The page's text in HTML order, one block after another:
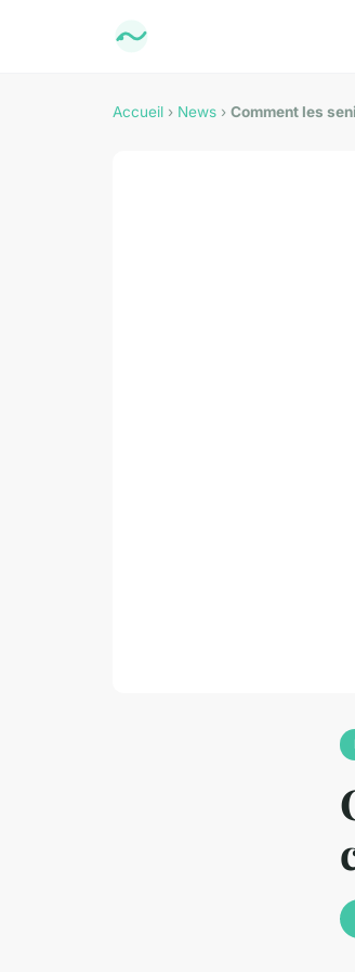
Accueil › News › Comment les